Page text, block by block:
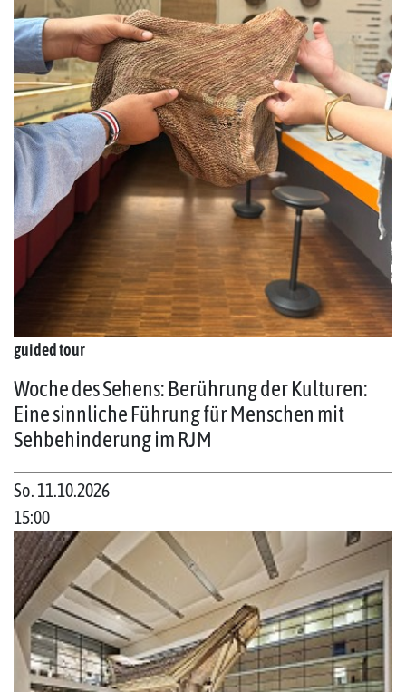
guided tour
Woche des Sehens: Berührung der Kulturen:
Eine sinnliche Führung für Menschen mit
Sehbehinderung im RJM
So. 11.10.2026
15:00